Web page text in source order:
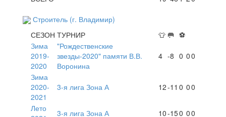
Строитель (г. Владимир)
СЕЗОН ТУРНИР 👕 🥅 ⚽
Зима
2019-
2020
"Рождественские
звезды-2020" памяти В.В.
Воронина
4 -8 0 00
Зима
2020-
2021
3-я лига Зона А 12-11 0 00
Лето
3-я лига Зона А 10-150 00